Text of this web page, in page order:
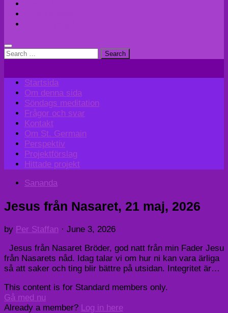
Search
Startsida
Om denna sida
Söndags meditation
Frågor och svar
Kontakt
Om St. Germain
Perspektiv
Projektförslag
Hittade projekt
Sananda
Jesus från Nasaret, 21 maj, 2026
by Per Staffan · June 3, 2026
Jesus från Nasaret Bröder, god natt från min Fader Jesu
från Nasarets nåd. Idag talar vi om hur ni kan vara ärliga
så att saker och ting blir bättre på utsidan. Integritet är…
This content is for Standard members only.
Gå med nu
Already a member? Log in here